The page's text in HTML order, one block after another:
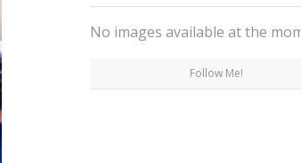
No images available at the
Follow Me!